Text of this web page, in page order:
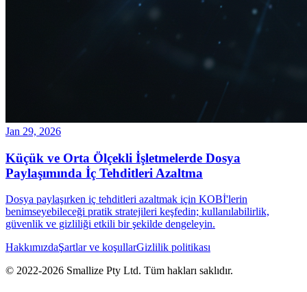
Jan 29, 2026
Küçük ve Orta Ölçekli İşletmelerde Dosya
Paylaşımında İç Tehditleri Azaltma
Dosya paylaşırken iç tehditleri azaltmak için KOBİ'lerin
benimseyebileceği pratik stratejileri keşfedin; kullanılabilirlik,
güvenlik ve gizliliği etkili bir şekilde dengeleyin.
HakkımızdaŞartlar ve koşullarGizlilik politikası
© 2022-2026 Smallize Pty Ltd. Tüm hakları saklıdır.